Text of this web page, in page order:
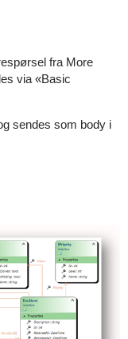
fra More
via «Basic
sendes som body i